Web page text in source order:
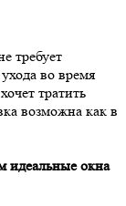
требует
во время
тратить
возможна как в
идеальные окна